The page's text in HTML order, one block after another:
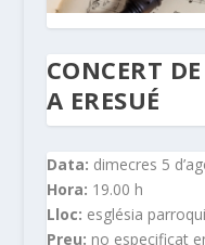
CONCERT
A ERESUÉ
Data: dimecres 5
Hora: 19.00 h
Lloc: església
Preu: no especificat